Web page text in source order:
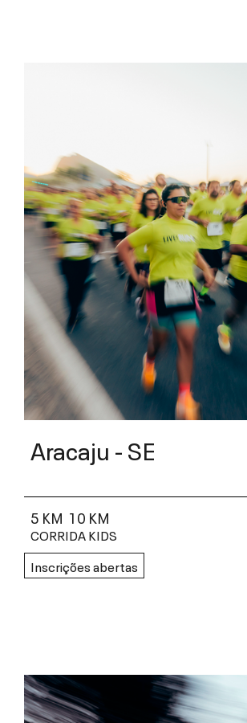
Aracaju - SE
5 KM 10 KM
CORRIDA KIDS
Inscrições abertas